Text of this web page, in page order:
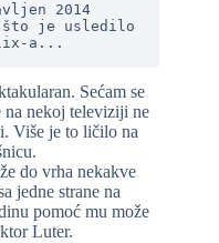
2014
što je usledilo
a...
Sećam se
na nekoj televiziji ne
Više je to ličilo na
do vrha nekakve
jedne strane na
pomoć mu može
Luter.